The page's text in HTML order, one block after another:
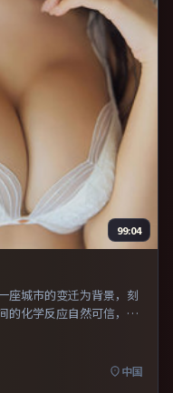
99:04
座城市的变迁为背景，刻
的化学反应自然可信，对
值得二刷细品台词与构
中国